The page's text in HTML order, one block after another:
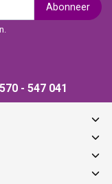
Abonneer
- 547 041